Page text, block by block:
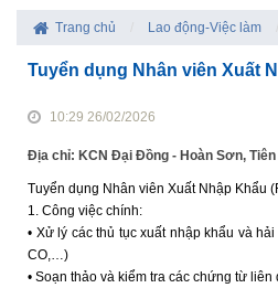
Trang chủ Lao động-Việc làm
Tuyển dụng Nhân viên Xuất
10:29 26/02/2026
Địa chỉ: KCN Đại Đồng - Hoàn Sơn,
Tuyển dụng Nhân viên Xuất Nhập Khẩu
1. Công việc chính:
• Xử lý các thủ tục xuất nhập khẩu và
CO,…)
• Soạn thảo và kiểm tra các chứng từ